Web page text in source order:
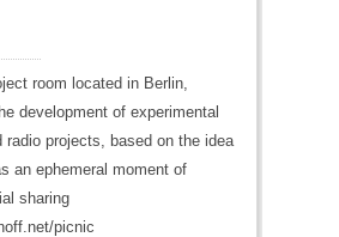
room located in Berlin,
development of experimental
radio projects, based on the idea
an ephemeral moment of
sharing
picnic